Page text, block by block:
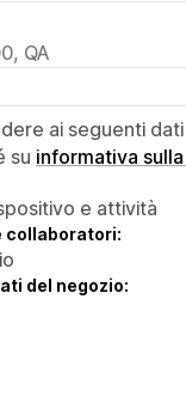
QA
ai seguenti
su informativa
e attività
collaboratori:
del negozio: